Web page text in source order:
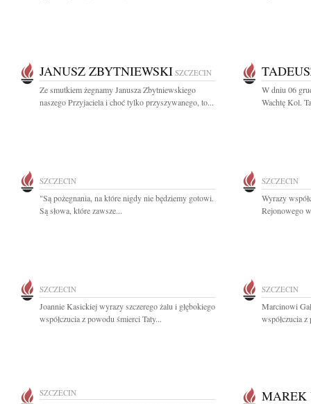
JANUSZ ZBYTNIEWSKI SZCZECIN
Ze smutkiem żegnamy Janusza Zbytniewskiego
naszego Przyjaciela i choć tylko przyszywanego, to...
W dniu 06
Wachtę Kol.
SZCZECIN
"Są pożegnania, na które nigdy nie będziemy gotowi.
Są słowa, które zawsze...
SZCZECIN
Wyrazy
Rejonowego
SZCZECIN
Joannie Kasickiej wyrazy szczerego żalu i głębokiego
współczucia z powodu śmierci Taty...
SZCZECIN
Marcinowi
współczucia
SZCZECIN MAREK